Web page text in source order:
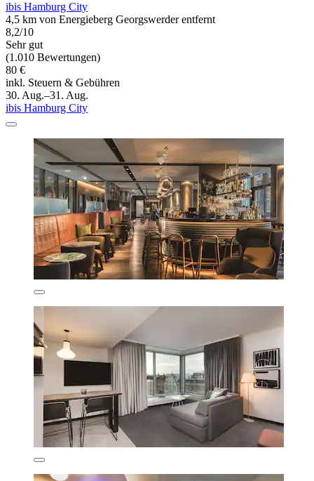
ibis Hamburg City
4,5 km von Energieberg Georgswerder entfernt
8,2/10
Sehr gut
(1.010 Bewertungen)
80 €
inkl. Steuern & Gebühren
30. Aug.–31. Aug.
ibis Hamburg City